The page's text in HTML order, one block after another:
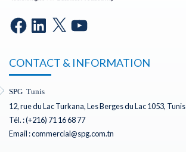
CONTACT & INFORMATION
SPG Tunis
12, rue du Lac Turkana, Les Berges du Lac 1053, Tunis
Tél. : (+216) 71 16 68 77
Email : commercial@spg.com.tn